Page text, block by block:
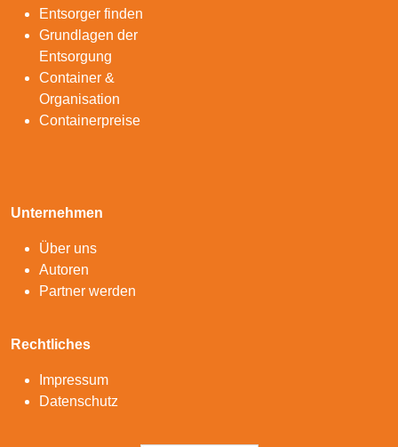
Entsorger finden
Grundlagen der
Entsorgung
Container &
Organisation
Containerpreise
Unternehmen
Über uns
Autoren
Partner werden
Rechtliches
Impressum
Datenschutz